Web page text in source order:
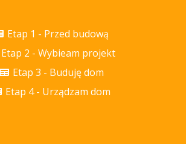
Etap 1 - Przed budową
Etap 2 - Wybieam projekt
Etap 3 - Buduję dom
Etap 4 - Urządzam dom